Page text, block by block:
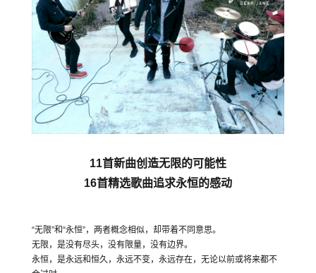
11首新曲创造无限的可能性
16首精选歌曲追求永恒的感动
“无限”和“永恒”，两者概念相似，却带着不同意思。
无限，是没有尽头，没有限量，没有边界。
永恒，是永远和恒久，永远不变，永远存在，无论以前或将来都不